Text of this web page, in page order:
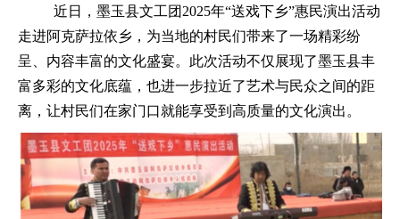
近日，墨玉县文工团 2025年“送戏下乡”惠民演出活动
走进阿克萨拉依乡，为当地的村民们带来了一场精彩纷
呈、内容丰富的文化盛宴。此次活动不仅展现了墨玉县丰
富多彩的文化底蕴，也进一步拉近了艺术与民众之间的距
离，让村民们在家门口就能享受到高质量的文化演出。